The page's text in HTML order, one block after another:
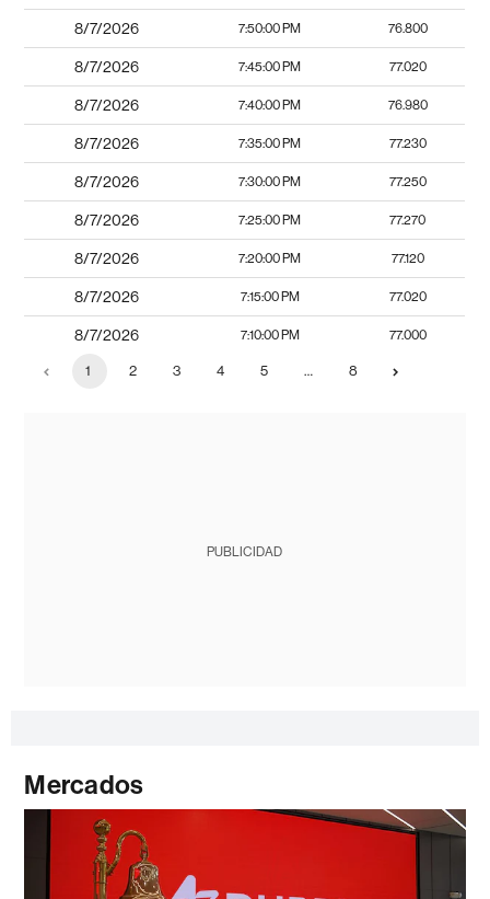
8/7/2026 7:50:00 PM 76.800
8/7/2026 7:45:00 PM 77.020
8/7/2026 7:40:00 PM 76.980
8/7/2026 7:35:00 PM 77.230
8/7/2026 7:30:00 PM 77.250
8/7/2026 7:25:00 PM 77.270
8/7/2026 7:20:00 PM 77.120
8/7/2026 7:15:00 PM 77.020
8/7/2026 7:10:00 PM 77.000
1 2 3 4 5 … 8
PUBLICIDAD
Mercados